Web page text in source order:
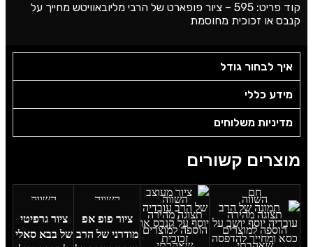
קוד פריט: 595 – ציור פופארט של הרבי מליובאוויטש מחייך על
קנבס או זכוכית מחוסמת
איך לבחור גודל
מידע כללי
מדיניות משלוחים
מוצרים קשורים
חם
השווה
תצוגה מהירה
הוספה למוצרים
השווה
תצוגה מהירה
הוספה למוצרים
השווה
תצוגה מהירה
הוספה למוצרים
ציור פופ אפ
מודרני של הרב
השווה
תצוגה מהירה
הוספה
ציור גרפיטי
של בבא סאלי